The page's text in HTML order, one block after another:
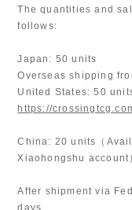
The quantities and
follows:
Japan: 50 units
Overseas shipping
United States: 50
https://
China: 20 units（
Xiaohongshu account
After shipment via